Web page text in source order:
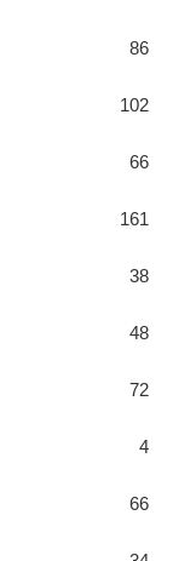
86
102
66
161
38
48
72
4
66